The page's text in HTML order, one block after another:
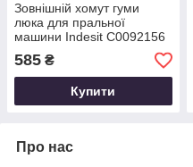
Зовнішній хомут гуми
люка для пральної
машини Indesit C0092156
585 ₴
Купити
Про нас